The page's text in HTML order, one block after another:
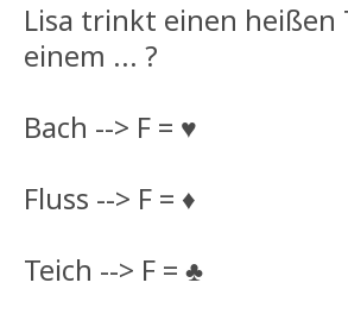
Lisa trinkt einen heißen
einem ... ?
Bach --> F = ♥
Fluss --> F = ♦
Teich --> F = ♣